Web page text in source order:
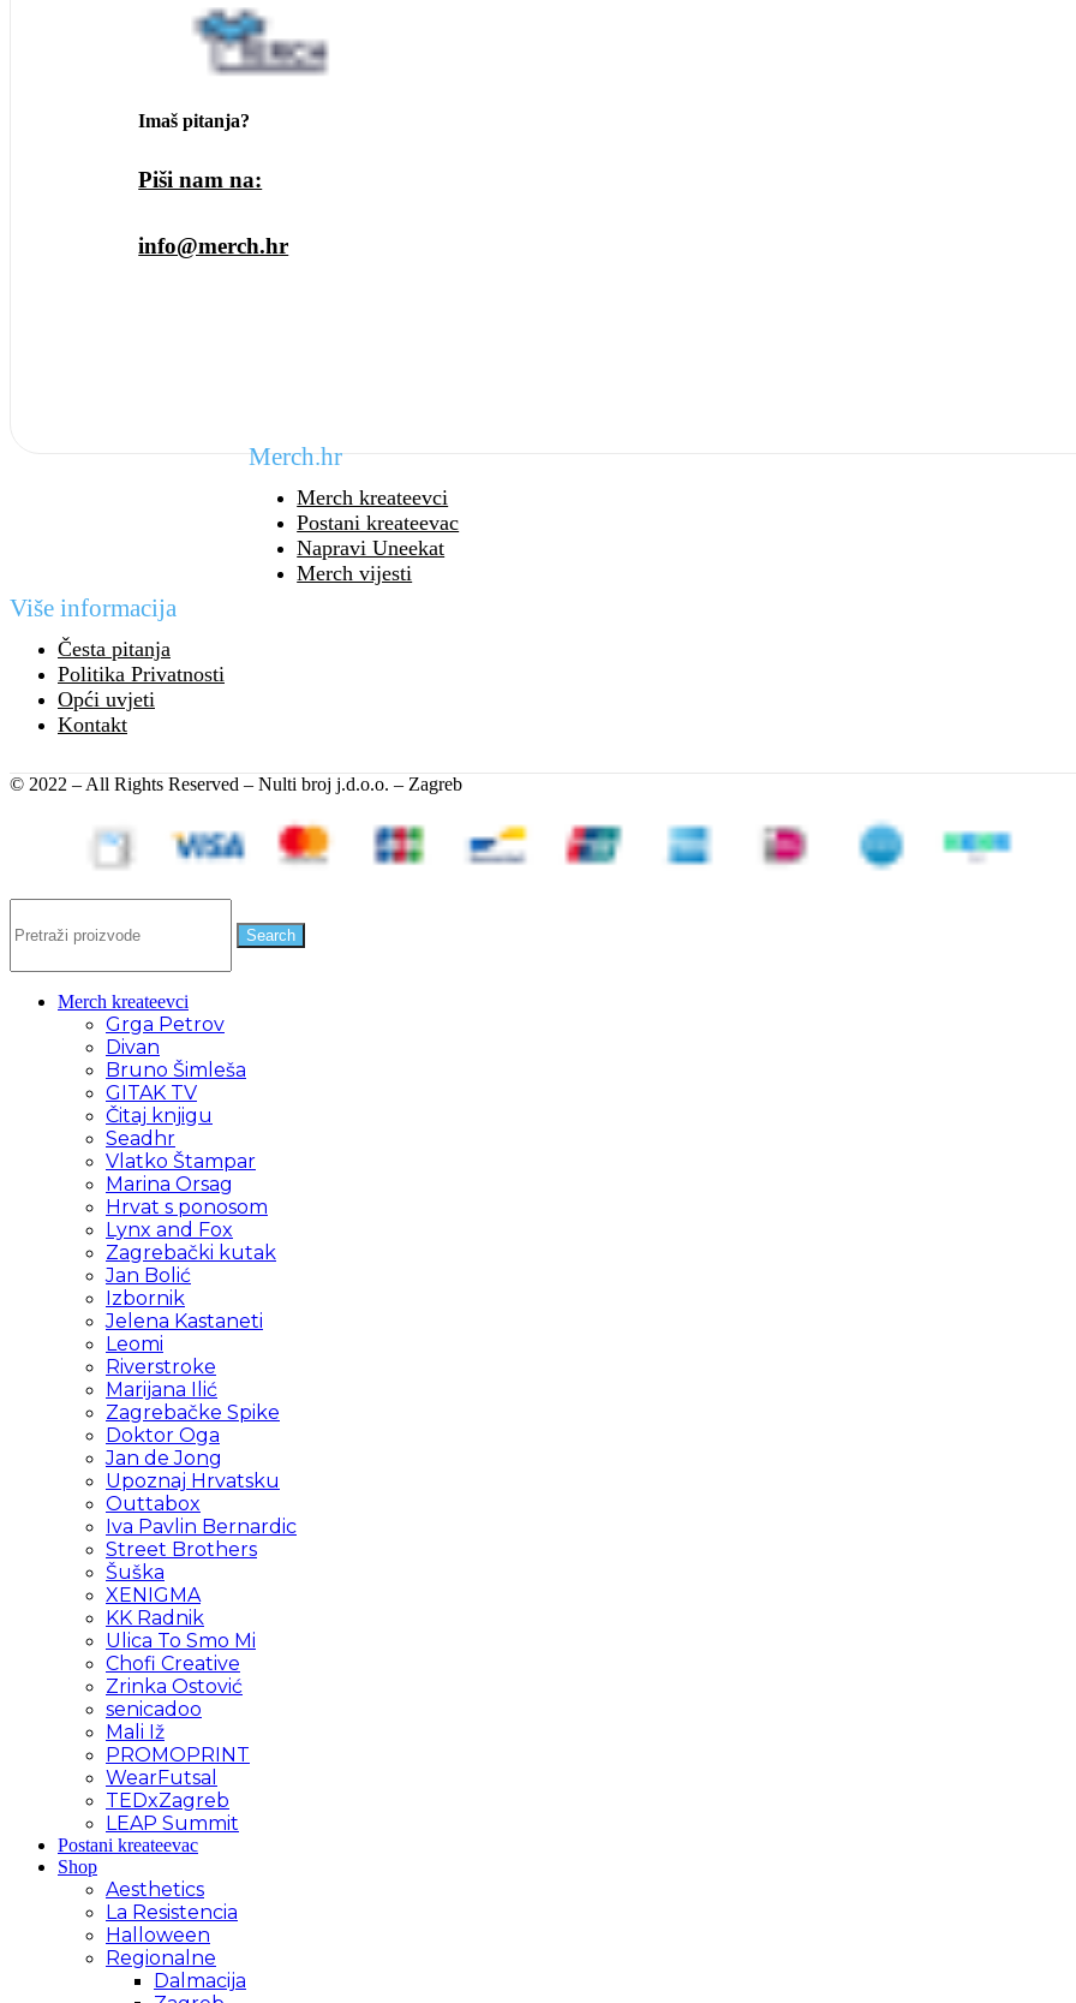
Imaš pitanja?
Piši nam na:
info@merch.hr
Merch.hr
Merch kreateevci
Postani kreateevac
Napravi Uneekat
Merch vijesti
Više informacija
Česta pitanja
Politika Privatnosti
Opći uvjeti
Kontakt
© 2022 – All Rights Reserved – Nulti broj j.d.o.o. – Zagreb
Search
Merch kreateevci
Grga Petrov
Divan
Bruno Šimleša
GITAK TV
Čitaj knjigu
Seadhr
Vlatko Štampar
Marina Orsag
Hrvat s ponosom
Lynx and Fox
Zagrebački kutak
Jan Bolić
Izbornik
Jelena Kastaneti
Leomi
Riverstroke
Marijana Ilić
Zagrebačke Spike
Doktor Oga
Jan de Jong
Upoznaj Hrvatsku
Outtabox
Iva Pavlin Bernardic
Street Brothers
Šuška
XENIGMA
KK Radnik
Ulica To Smo Mi
Chofi Creative
Zrinka Ostović
senicadoo
Mali Iž
PROMOPRINT
WearFutsal
TEDxZagreb
LEAP Summit
Postani kreateevac
Shop
Aesthetics
La Resistencia
Halloween
Regionalne
Dalmacija